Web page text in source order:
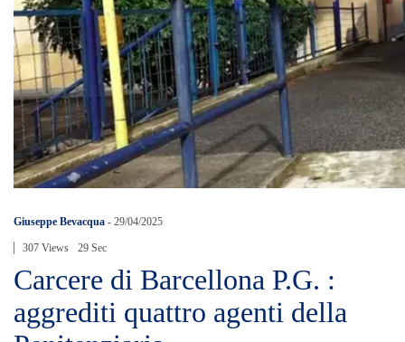
Giuseppe Bevacqua - 29/04/2025
307 Views 29 Sec
Carcere di Barcellona P.G. :
aggrediti quattro agenti della